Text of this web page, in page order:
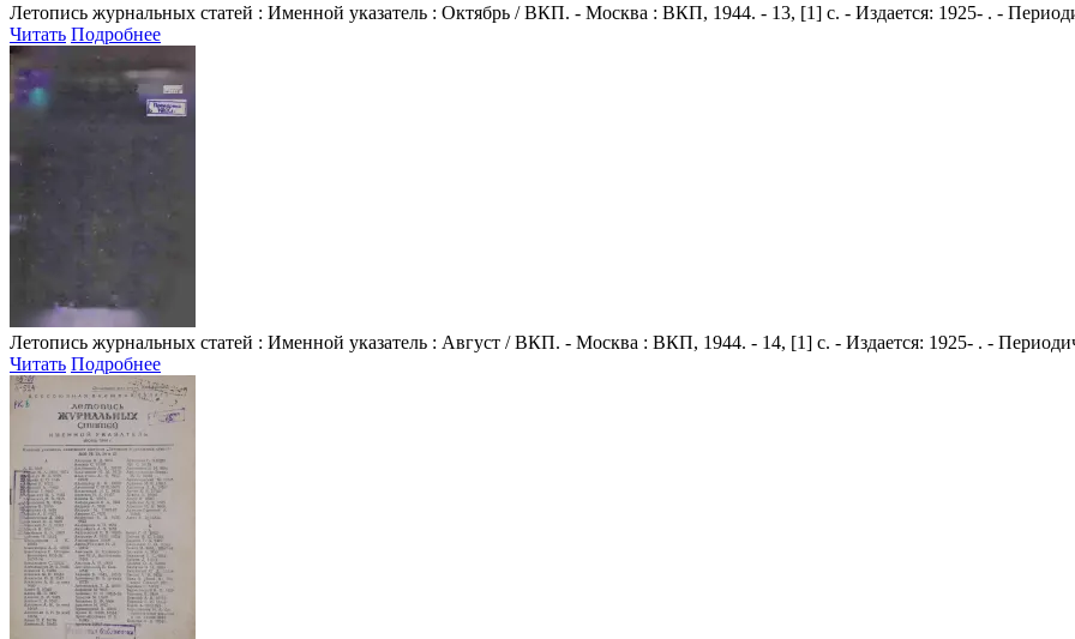
Летопись журнальных статей : Именной указатель : Октябрь / ВКП. - Москва : ВКП, 1944. - 13, [1] с. - Издается: 1925- . -
Читать Подробнее
Летопись журнальных статей : Именной указатель : Август / ВКП. - Москва : ВКП, 1944. - 14, [1] с. - Издается: 1925- . -
Читать Подробнее